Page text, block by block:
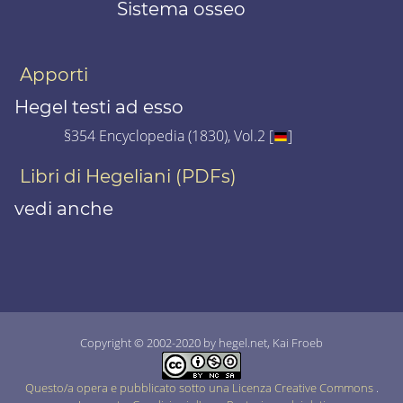
Sistema osseo
Apporti
Hegel testi ad esso
§354 Encyclopedia (1830), Vol.2 [ ]
Libri di Hegeliani (PDFs)
vedi anche
Copyright © 2002-2020 by hegel.net, Kai Froeb
Questo/a opera e pubblicato sotto una Licenza Creative Commons .